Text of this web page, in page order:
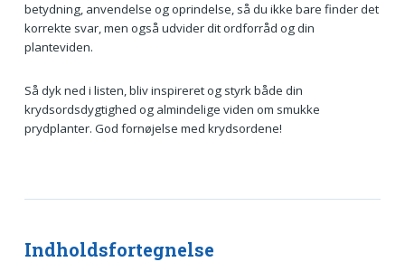
betydning, anvendelse og oprindelse, så du ikke bare finder det
korrekte svar, men også udvider dit ordforråd og din
planteviden.
Så dyk ned i listen, bliv inspireret og styrk både din
krydsordsdygtighed og almindelige viden om smukke
prydplanter. God fornøjelse med krydsordene!
Indholdsfortegnelse